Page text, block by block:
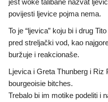
jest woke talibane nazvat
povijesti ljevice pojma nema.
To je “ljevica” koju bi i drug
pred streljački vod, kao
buržuje i reakcionaše.
Ljevica i Greta Thunberg i Riz
bourgeoisie bitches.
Trebalo bi im motike podeliti i